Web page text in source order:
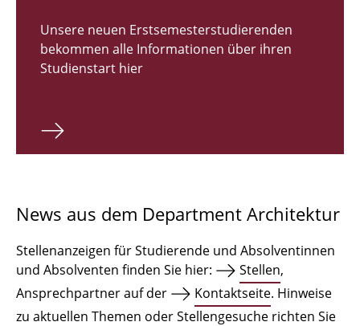
Bachelor Architektur
Master Architektur
Qualifikationsprofil
Institute
Einrichtungen
Unsere neuen Erstsemesterstudierenden
bekommen alle Informationen über ihren
Studienstart hier
News aus dem Department Architektur
Stellenanzeigen für Studierende und Absolventinnen
und Absolventen finden Sie hier:
Stellen,
Ansprechpartner auf der
Kontaktseite. Hinweise
zu aktuellen Themen oder Stellengesuche richten Sie